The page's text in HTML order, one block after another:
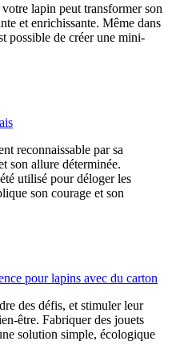
lapin peut transformer son
et enrichissante. Même dans
possible de créer une mini-
reconnaissable par sa
son allure déterminée.
utilisé pour déloger les
son courage et son
pour lapins avec du carton
des défis, et stimuler leur
être. Fabriquer des jouets
solution simple, écologique